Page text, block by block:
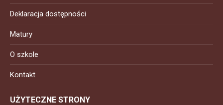
Deklaracja dostępności
Matury
O szkole
Kontakt
UŻYTECZNE STRONY